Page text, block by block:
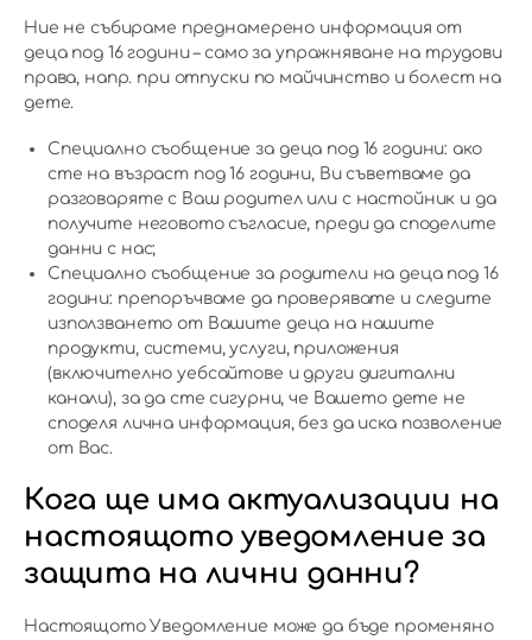
Ние не събираме преднамерено информация от
деца под 16 години – само за упражняване на трудови
права, напр. при отпуски по майчинство и болест на
дете.
Специално съобщение за деца под 16 години: ако
сте на възраст под 16 години, Ви съветваме да
разговаряте с Ваш родител или с настойник и да
получите неговото съгласие, преди да споделите
данни с нас;
Специално съобщение за родители на деца под 16
години: препоръчваме да проверявате и следите
използването от Вашите деца на нашите
продукти, системи, услуги, приложения
(включително уебсайтове и други дигитални
канали), за да сте сигурни, че Вашето дете не
споделя лична информация, без да иска позволение
от Вас.
Кога ще има актуализации на
настоящото уведомление за
защита на лични данни?
Настоящото Уведомление може да бъде променяно